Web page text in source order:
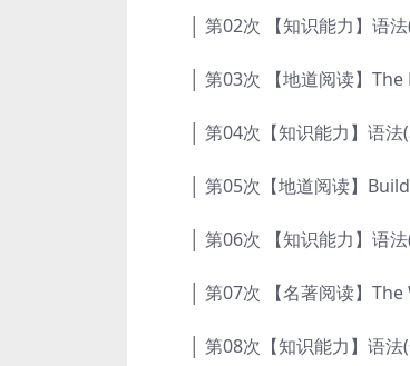
│ 第02次 【知识能力】语法
│ 第03次 【地道阅读】The
│ 第04次【知识能力】语法(
│ 第05次【地道阅读】
│ 第06次 【知识能力】语法
│ 第07次 【名著阅读】The
│ 第08次【知识能力】语法(